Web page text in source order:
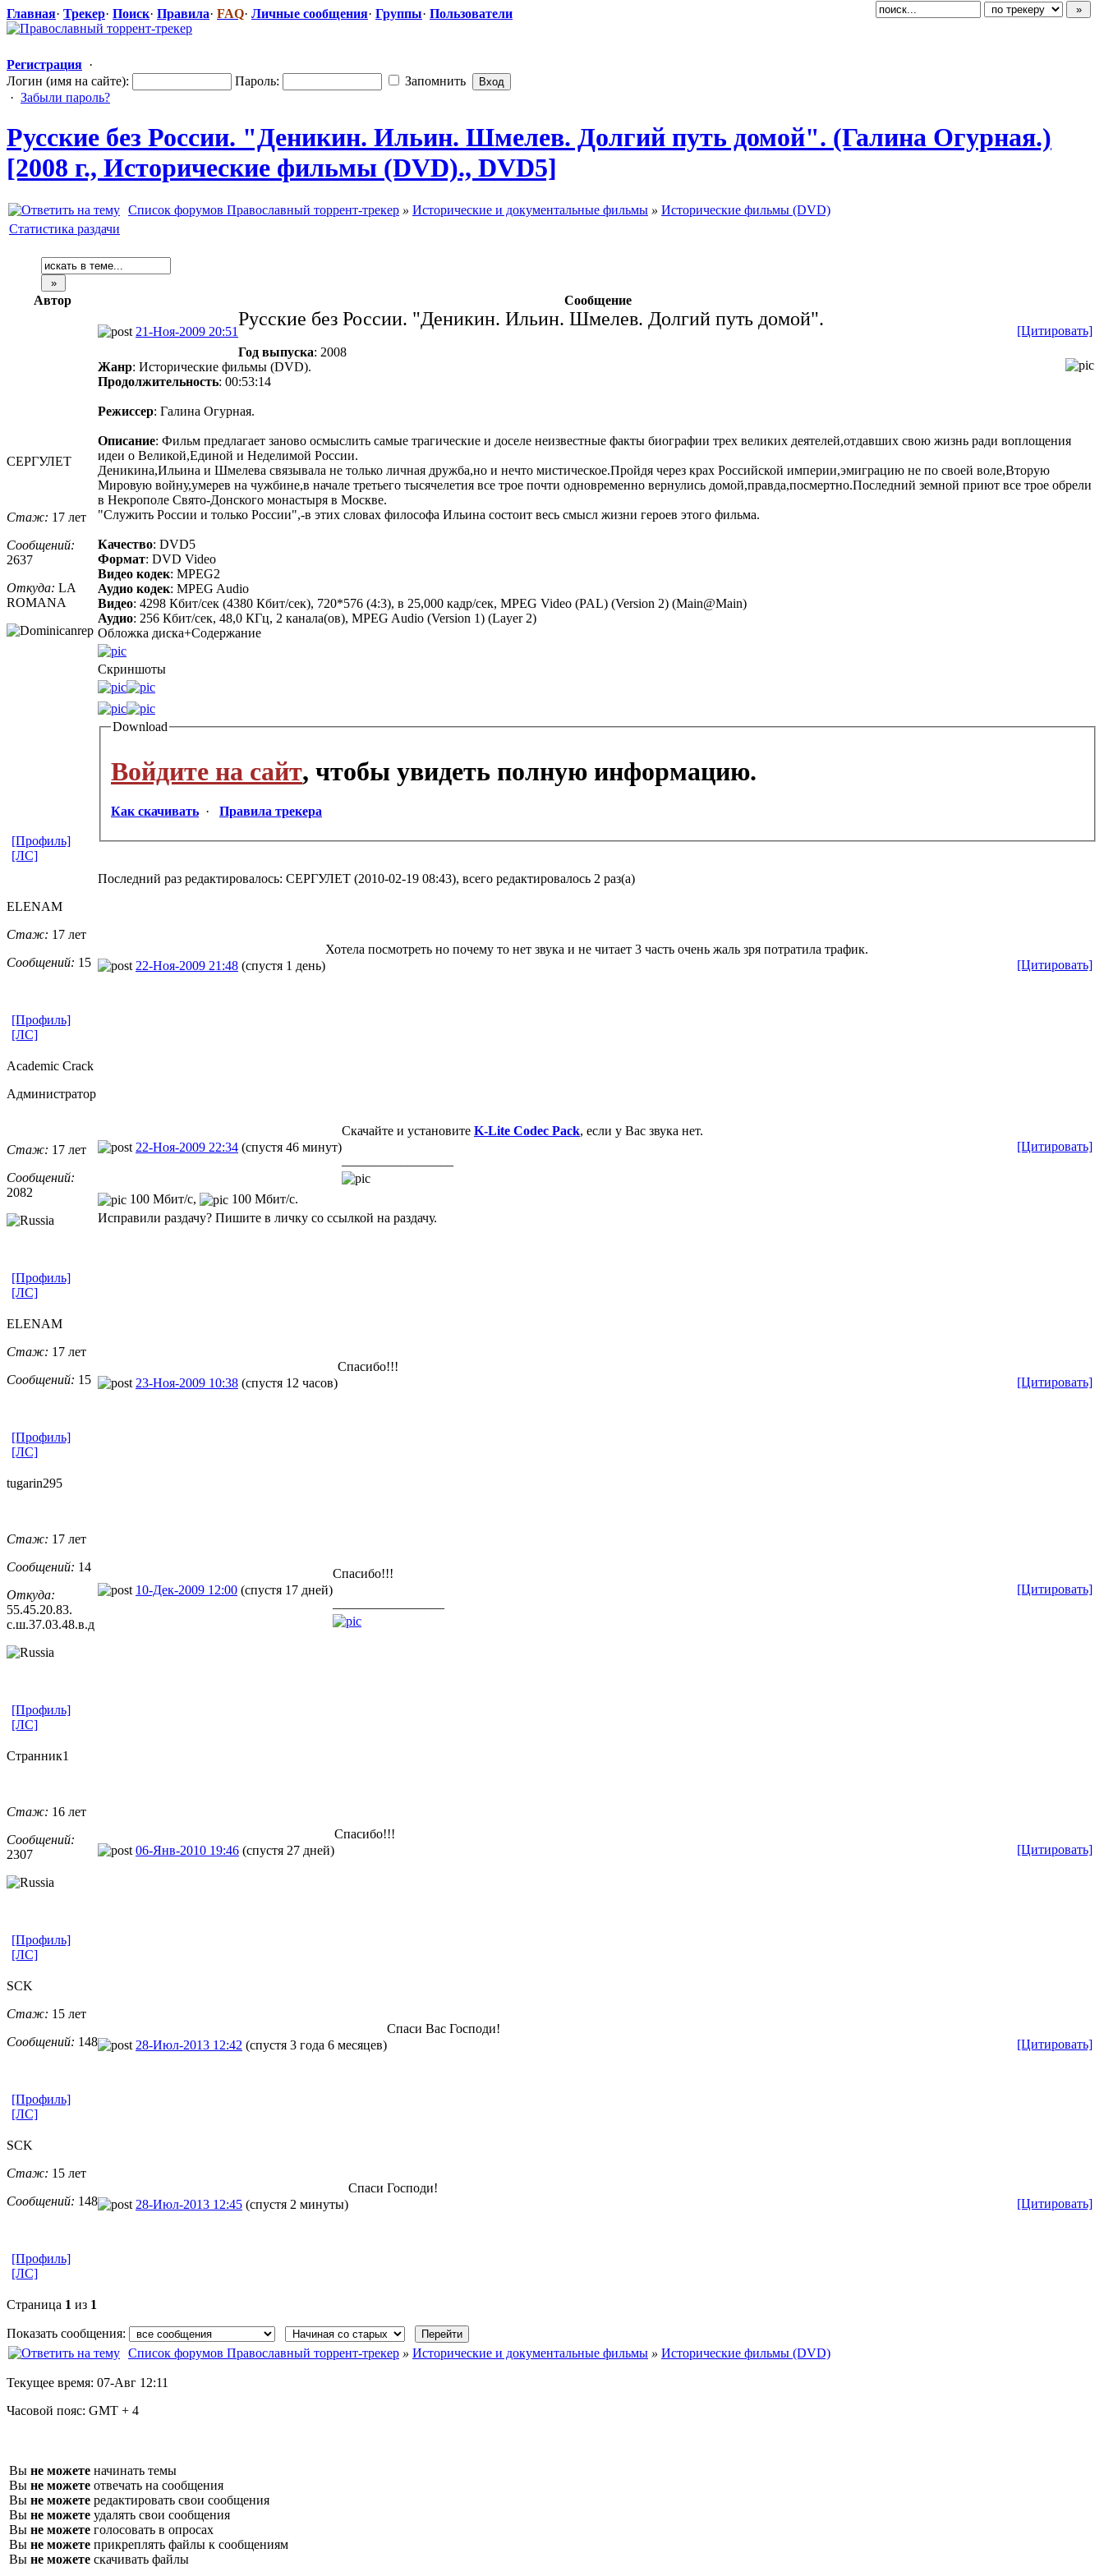
Главная· Трекер· Поиск· Правила· FAQ· Личные сообщения· Группы· Пользователи
Регистрация ·
Логин (имя на сайте):
Пароль:
Запомнить
· Забыли пароль?
Русские без России. "Деникин​. Ильин. Шмелев. Долгий путь домой". (Галина Огурная.)
[2008 г., Исторические ​ фильмы (DVD)., DVD5]
Список форумов Православный торрент-трекер » Исторические и документальные фильмы » Исторические фильмы (DVD)
Статистика раздачи
Автор Сообщение
СЕРГУЛЕТ
Стаж: 17 лет
Сообщений:
2637
Откуда: LA
ROMANA
21-Ноя-2009 20:51 [Цитировать]
Русские без России. "Деникин. Ильин. Шмелев. Долгий путь домой".
Год выпуска: 2008
Жанр: Исторические фильмы (DVD).
Продолжительность: 00:53:14
Режиссер: Галина Огурная.
Описание: Фильм предлагает заново осмыслить самые трагические и доселе неизвестные факты биографии трех великих деятелей,отдавших свою жизнь ради воплощения
идеи о Великой,Единой и Неделимой России.
Деникина,Ильина и Шмелева связывала не только личная дружба,но и нечто мистическое.Пройдя через крах Российской империи,эмиграцию не по своей воле,Вторую
Мировую войну,умерев на чужбине,в начале третьего тысячелетия все трое почти одновременно вернулись домой,правда,посмертно.Последний земной приют все трое обрели
в Некрополе Свято-Донского монастыря в Москве.
"Служить России и только России",-в этих словах философа Ильина состоит весь смысл жизни героев этого фильма.
Качество: DVD5
Формат: DVD Video
Видео кодек: MPEG2
Аудио кодек: MPEG Audio
Видео: 4298 Кбит/сек (4380 Кбит/сек), 720*576 (4:3), в 25,000 кадр/сек, MPEG Video (PAL) (Version 2) (Main@Main)
Аудио: 256 Кбит/сек, 48,0 КГц, 2 канала(ов), MPEG Audio (Version 1) (Layer 2)
Обложка диска+Содержание
Скриншоты
Download
Войдите на сайт, чтобы увидеть полную информацию.
Как скачивать · Правила трекера
Последний раз редактировалось: СЕРГУЛЕТ (2010-02-19 08:43), всего редактировалось 2 раз(а)
[Профиль]
[ЛС]
ELENAM
Стаж: 17 лет
Сообщений: 15 22-Ноя-2009 21:48 (спустя 1 день) [Цитировать]
Хотела посмотреть но почему то нет звука и не читает 3 часть очень жаль зря потратила трафик.
[Профиль]
[ЛС]
Academic Crack
Администратор
Стаж: 17 лет
Сообщений:
2082
22-Ноя-2009 22:34 (спустя 46 минут) [Цитировать]
Скачайте и установите K-Lite Codec Pack, если у Вас звука нет.
100 Мбит/с,
100 Мбит/с.
Исправили раздачу? Пишите в личку со ссылкой на раздачу.
[Профиль]
[ЛС]
ELENAM
Стаж: 17 лет
Сообщений: 15 23-Ноя-2009 10:38 (спустя 12 часов) [Цитировать]
Cпасибо!!!
[Профиль]
[ЛС]
tugarin295
Стаж: 17 лет
Сообщений: 14
Откуда:
55.45.20.83.
с.ш.37.03.48​.в.д
10-Дек-2009 12:00 (спустя 17 дней) [Цитировать]
Спасибо!!!
[Профиль]
[ЛС]
Странник1
Стаж: 16 лет
Сообщений:
2307
06-Янв-2010 19:46 (спустя 27 дней) [Цитировать]
Спасибо!!!
[Профиль]
[ЛС]
SCK
Стаж: 15 лет
Сообщений: 148 28-Июл-2013 12:42 (спустя 3 года 6 месяцев) [Цитировать]
Спаси Вас Господи!
[Профиль]
[ЛС]
SCK
Стаж: 15 лет
Сообщений: 148 28-Июл-2013 12:45 (спустя 2 минуты) [Цитировать]
Спаси Господи!
[Профиль]
[ЛС]
Страница 1 из 1
Показать сообщения:
Список форумов Православный торрент-трекер » Исторические и документальные фильмы » Исторические фильмы (DVD)
Текущее время: 07-Авг 12:11
Часовой пояс: GMT + 4
Вы не можете начинать темы
Вы не можете отвечать на сообщения
Вы не можете редактировать свои сообщения
Вы не можете удалять свои сообщения
Вы не можете голосовать в опросах
Вы не можете прикреплять файлы к сообщениям
Вы не можете скачивать файлы